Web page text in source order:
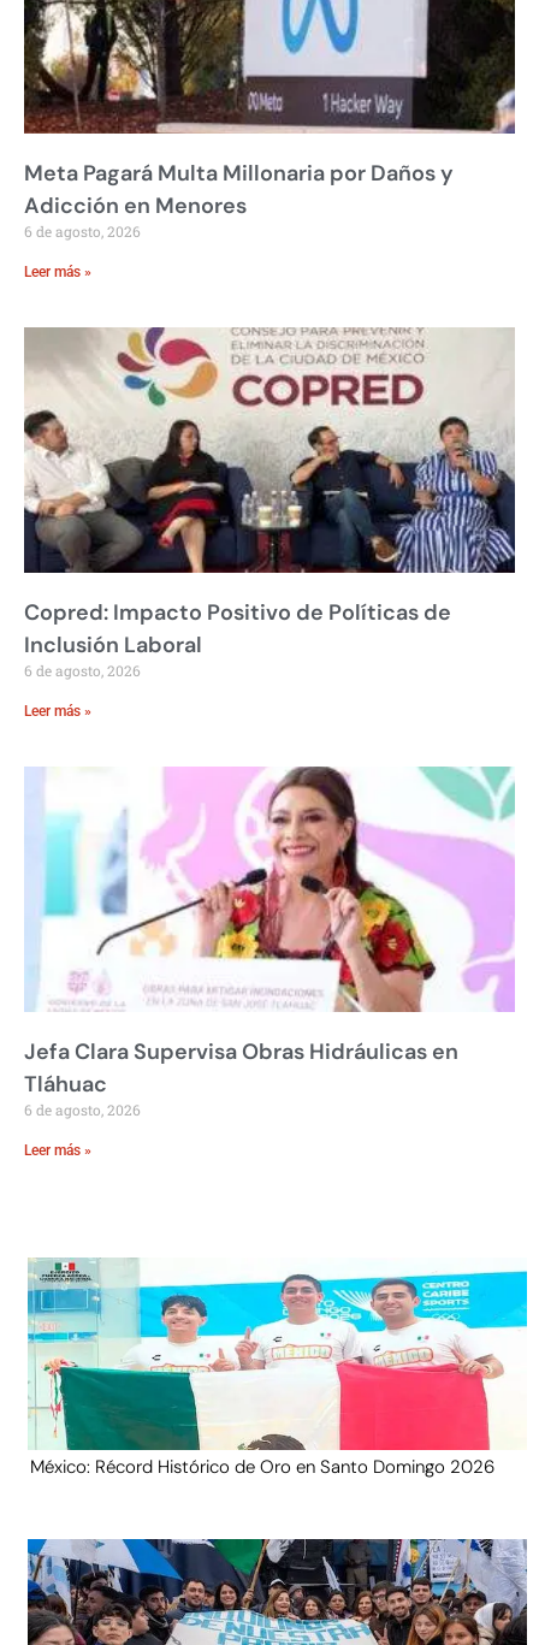
Meta Pagará Multa Millonaria por Daños y
Adicción en Menores
6 de agosto, 2026
Leer más »
Copred: Impacto Positivo de Políticas de
Inclusión Laboral
6 de agosto, 2026
Leer más »
Jefa Clara Supervisa Obras Hidráulicas en
Tláhuac
6 de agosto, 2026
Leer más »
México: Récord Histórico de Oro en Santo Domingo 2026